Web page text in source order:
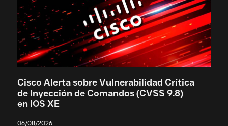
Cisco Alerta sobre Vulnerabilidad Crítica
de Inyección de Comandos (CVSS 9.8)
en IOS XE
06/08/2026